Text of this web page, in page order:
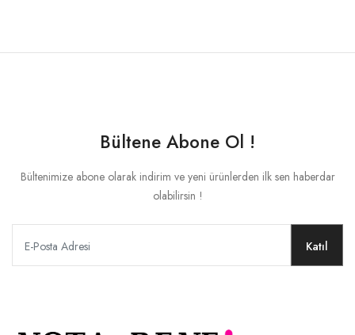
Bültene Abone Ol !
Bültenimize abone olarak indirim ve yeni ürünlerden ilk sen haberdar
olabilirsin !
Katıl